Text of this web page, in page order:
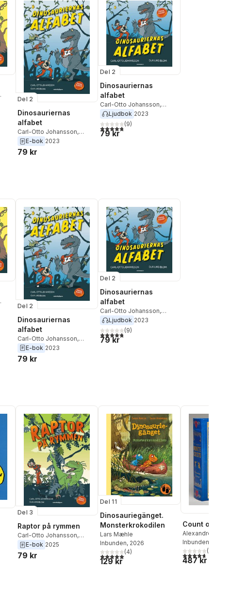
antal röster:
Del 2
Dinosauriernas
alfabet
Carl-Otto Johansson,
Pappa Kapsyl
E-bok 2023
79 kr
Del 2
Dinosauriernas
alfabet
Carl-Otto Johansson,
Pappa Kapsyl
Ljudbok 2023
4,8utav 5 stjärnor. Totalt antal röster:
(9)
79 kr
antal röster:
Del 2
Dinosauriernas
alfabet
Carl-Otto Johansson,
Pappa Kapsyl
E-bok 2023
79 kr
Del 2
Dinosauriernas
alfabet
Carl-Otto Johansson,
Pappa Kapsyl
Ljudbok 2023
4,8utav 5 stjärnor. Totalt antal röster:
(9)
79 kr
antal röster:
Del 3
Raptor på rymmen
Carl-Otto Johansson,
Pappa Kapsyl
E-bok 2025
79 kr
Del 11
Dinosauriegänget.
Monsterkrokodilen
Lars Mæhle
Inbunden, 2026
5,0utav 5 stjärnor. Totalt antal röster:
(4)
129 kr
Count of
Alexandre
Inbunden
4,7utav 5(
487 kr